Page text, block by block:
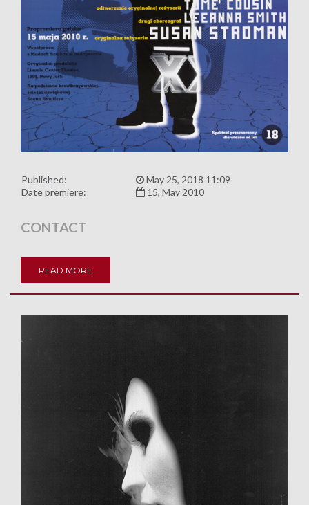
Published:
May 25, 2018 11:09
Date premiere:
15, May 2010
CONTACT
READ MORE